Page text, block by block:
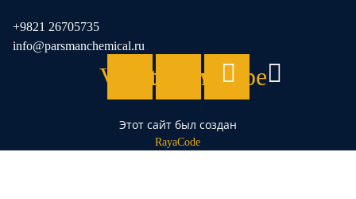
+9821 26705735
info@parsmanchemical.ru
VideoInstagramEnvelope
Этот сайт был создан
RayaCode